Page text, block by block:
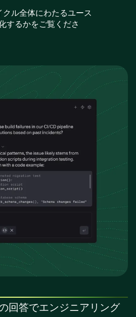
ル全体にわたるユース
するかをご覧くださ
回答でエンジニアリング